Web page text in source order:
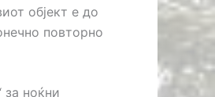
објект е до
повторно
ноќни